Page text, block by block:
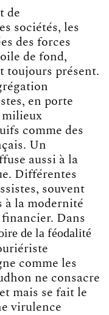
de
sociétés, les
des forces
de fond,
toujours présent.
en porte
milieux
comme des
Un
aussi à la
Différentes
souvent
à la modernité
Dans
de la féodalité
comme les
ne consacre
mais se fait le
virulence